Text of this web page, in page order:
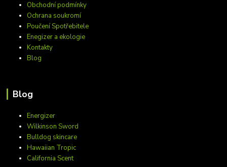
Obchodní podmínky
Ochrana soukromí
Poučení Spotřebitele
Enegizer a ekologie
Kontakty
Blog
Blog
Energizer
Wilkinson Sword
Bulldog skincare
Hawaiian Tropic
California Scent